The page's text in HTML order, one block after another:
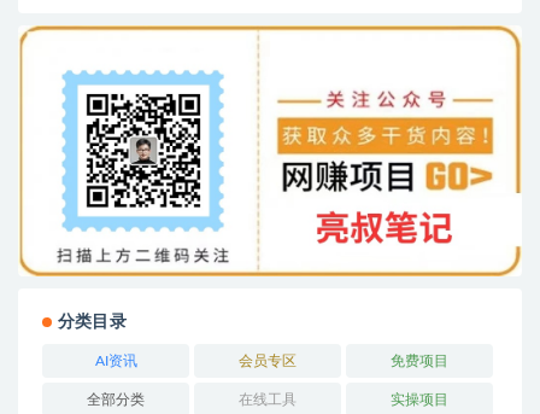
分类目录
AI资讯 会员专区 免费项目
全部分类 在线工具 实操项目